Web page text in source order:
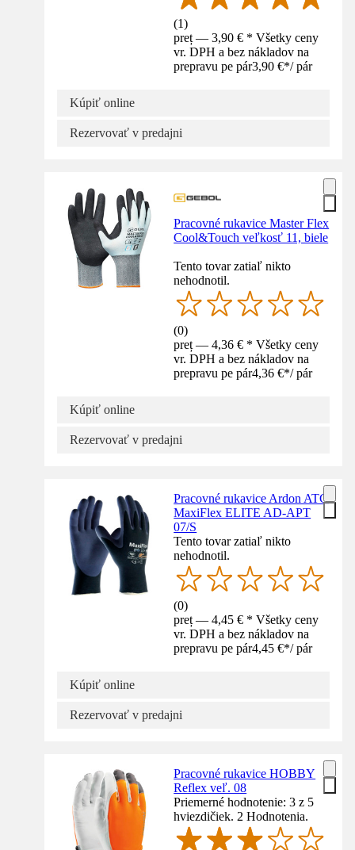
(1)
preț — 3,90 € * Všetky ceny
vr. DPH a bez nákladov na
prepravu pe pár3,90 €*/ pár
Kúpiť online
Rezervovať v predajni
Pracovné rukavice Master Flex
Cool&Touch veľkosť 11, biele
Tento tovar zatiaľ nikto
nehodnotil.
(0)
preț — 4,36 € * Všetky ceny
vr. DPH a bez nákladov na
prepravu pe pár4,36 €*/ pár
Kúpiť online
Rezervovať v predajni
Pracovné rukavice Ardon ATG
MaxiFlex ELITE AD-APT
07/S
Tento tovar zatiaľ nikto
nehodnotil.
(0)
preț — 4,45 € * Všetky ceny
vr. DPH a bez nákladov na
prepravu pe pár4,45 €*/ pár
Kúpiť online
Rezervovať v predajni
Pracovné rukavice HOBBY
Reflex veľ. 08
Priemerné hodnotenie: 3 z 5
hviezdičiek. 2 Hodnotenia.